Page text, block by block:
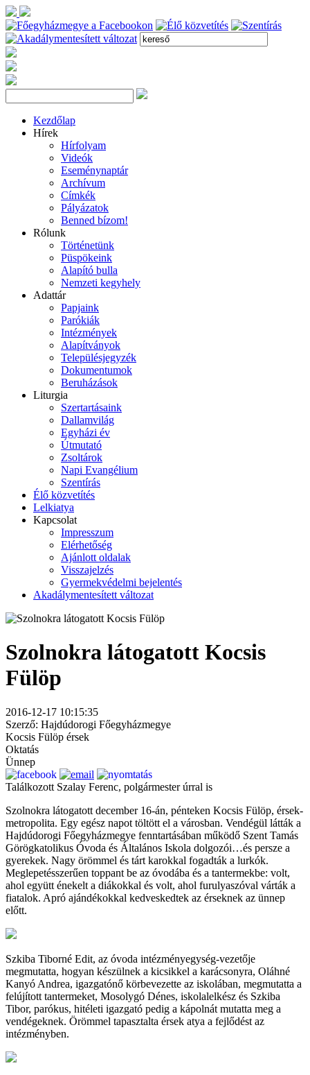
Kezdőlap
Hírek
Hírfolyam
Videók
Eseménynaptár
Archívum
Címkék
Pályázatok
Benned bízom!
Rólunk
Történetünk
Püspökeink
Alapító bulla
Nemzeti kegyhely
Adattár
Papjaink
Parókiák
Intézmények
Alapítványok
Településjegyzék
Dokumentumok
Beruházások
Liturgia
Szertartásaink
Dallamvilág
Egyházi év
Útmutató
Zsoltárok
Napi Evangélium
Szentírás
Élő közvetítés
Lelkiatya
Kapcsolat
Impresszum
Elérhetőség
Ajánlott oldalak
Visszajelzés
Gyermekvédelmi bejelentés
Akadálymentesített változat
Szolnokra látogatott Kocsis
Fülöp
2016-12-17 10:15:35
Szerző: Hajdúdorogi Főegyházmegye
Kocsis Fülöp érsek
Oktatás
Ünnep
Találkozott Szalay Ferenc, polgármester úrral is
Szolnokra látogatott december 16-án, pénteken Kocsis Fülöp, érsek-
metropolita. Egy egész napot töltött el a városban. Vendégül látták a
Hajdúdorogi Főegyházmegye fenntartásában működő Szent Tamás
Görögkatolikus Óvoda és Általános Iskola dolgozói…és persze a
gyerekek. Nagy örömmel és tárt karokkal fogadták a lurkók.
Meglepetésszerűen toppant be az óvodába és a tantermekbe: volt,
ahol együtt énekelt a diákokkal és volt, ahol furulyaszóval várták a
fiatalok. Apró ajándékokkal kedveskedtek az érseknek az ünnep
előtt.
Szkiba Tiborné Edit, az óvoda intézményegység-vezetője
megmutatta, hogyan készülnek a kicsikkel a karácsonyra, Oláhné
Kanyó Andrea, igazgatónő körbevezette az iskolában, megmutatta a
felújított tantermeket, Mosolygó Dénes, iskolalelkész és Szkiba
Tibor, parókus, hitéleti igazgató pedig a kápolnát mutatta meg a
vendégeknek. Örömmel tapasztalta érsek atya a fejlődést az
intézményben.